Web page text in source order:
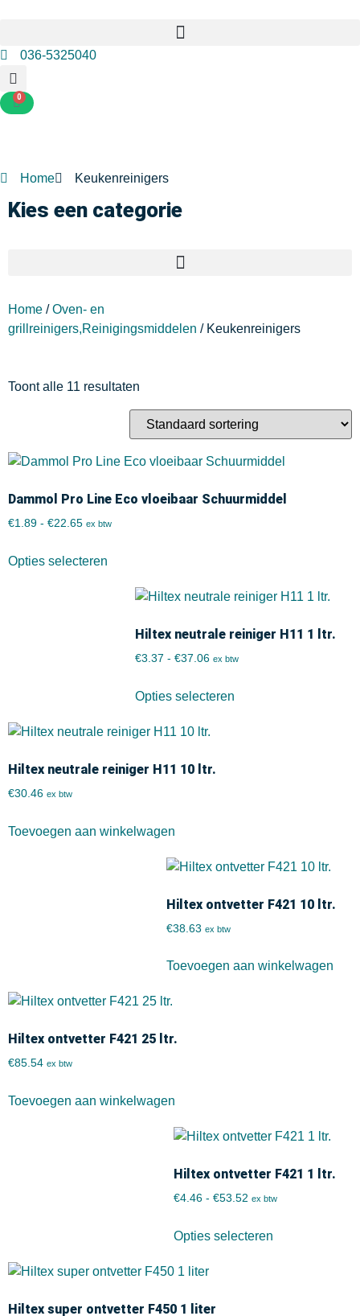
036-5325040
0
Home Keukenreinigers
Kies een categorie
Home /Oven- en
grillreinigers,Reinigingsmiddelen / Keukenreinigers
Toont alle 11 resultaten
Dammol Pro Line Eco vloeibaar Schuurmiddel
€1.89 - €22.65 ex btw
Opties selecteren
Hiltex neutrale reiniger H11 1 ltr.
€3.37 - €37.06 ex btw
Opties selecteren
Hiltex neutrale reiniger H11 10 ltr.
€30.46 ex btw
Toevoegen aan winkelwagen
Hiltex ontvetter F421 10 ltr.
€38.63 ex btw
Toevoegen aan winkelwagen
Hiltex ontvetter F421 25 ltr.
€85.54 ex btw
Toevoegen aan winkelwagen
Hiltex ontvetter F421 1 ltr.
€4.46 - €53.52 ex btw
Opties selecteren
Hiltex super ontvetter F450 1 liter